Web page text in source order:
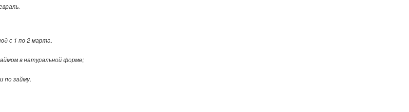
с 1 по 2 марта.
в натуральной форме;
по займу.